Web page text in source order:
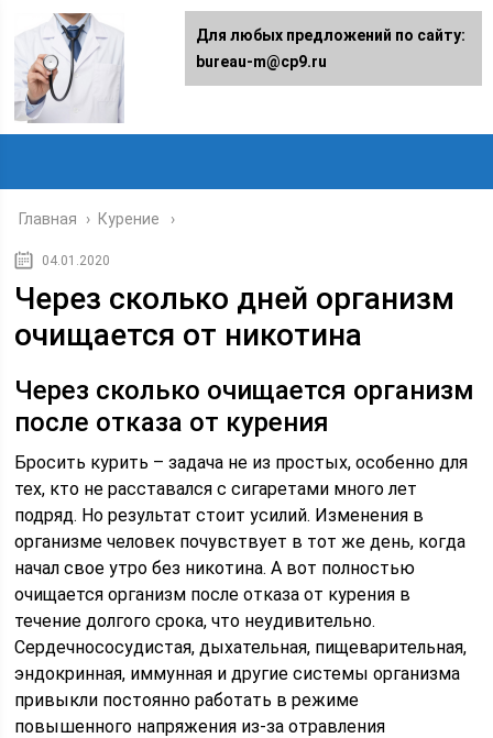
Главная › Курение
04.01.2020
Через сколько дней организм
очищается от никотина
Через сколько очищается организм
после отказа от курения
Бросить курить – задача не из простых, особенно для
тех, кто не расставался с сигаретами много лет
подряд. Но результат стоит усилий. Изменения в
организме человек почувствует в тот же день, когда
начал свое утро без никотина. А вот полностью
очищается организм после отказа от курения в
течение долгого срока, что неудивительно.
Сердечнососудистая, дыхательная, пищеварительная,
эндокринная, иммунная и другие системы организма
привыкли постоянно работать в режиме
повышенного напряжения из-за отравления
Для любых предложений по сайту:
bureau-m@cp9.ru